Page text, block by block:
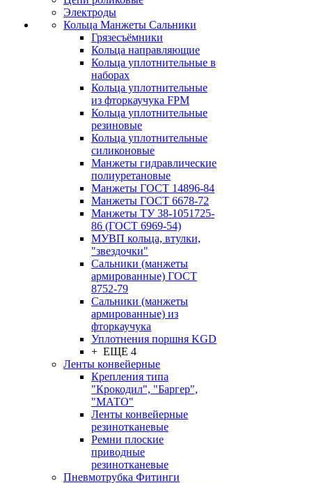
Электроды
Кольца Манжеты Сальники
Грязесъёмники
Кольца направляющие
Кольца уплотнительные в
наборах
Кольца уплотнительные
из фторкаучука FPM
Кольца уплотнительные
резиновые
Кольца уплотнительные
силиконовые
Манжеты гидравлические
полиуретановые
Манжеты ГОСТ 14896-84
Манжеты ГОСТ 6678-72
Манжеты ТУ 38-1051725-
86 (ГОСТ 6969-54)
МУВП кольца, втулки,
"звездочки"
Сальники (манжеты
армированные) ГОСТ
8752-79
Сальники (манжеты
армированные) из
фторкаучука
Уплотнения поршня KGD
+ ЕЩЕ 4
Ленты конвейерные
Крепления типа
"Крокодил", "Баргер",
"МАТО"
Ленты конвейерные
резинотканевые
Ремни плоские
приводные
резинотканевые
Пневмотрубка Фитинги